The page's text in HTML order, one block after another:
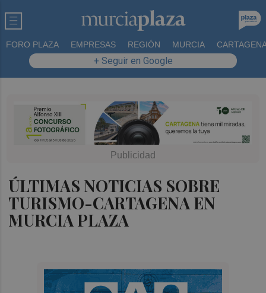
FORO PLAZA EMPRESAS REGIÓN MURCIA
+ Seguir en Google
ÚLTIMAS NOTICIAS SOBRE
TURISMO-CARTAGENA EN
MURCIA PLAZA